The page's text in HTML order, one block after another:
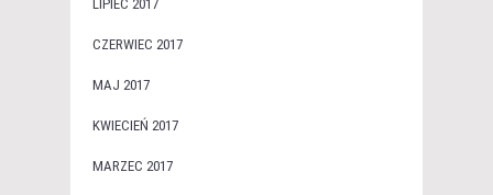
LIPIEC 2017
CZERWIEC 2017
MAJ 2017
KWIECIEŃ 2017
MARZEC 2017